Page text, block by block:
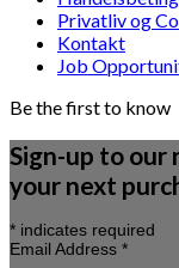
Privatliv og
Kontakt
Job
Be the first to know
Sign-up to
your next
* indicates required
Email Address *